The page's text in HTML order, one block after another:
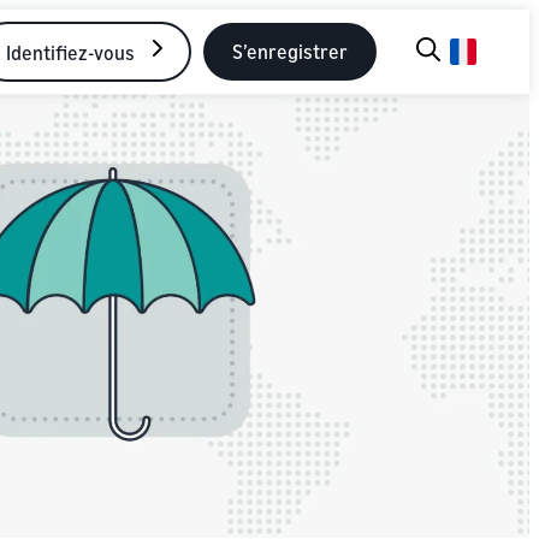
Identifiez-vous S’enregistrer